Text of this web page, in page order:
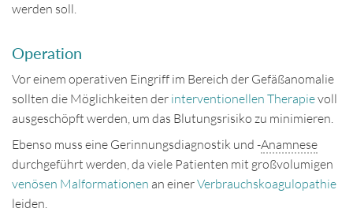
werden soll.
Operation
Vor einem operativen Eingriff im Bereich der Gefäßanomalie
sollten die Möglichkeiten der interventionellen Therapievoll
ausgeschöpft werden, um das Blutungsrisiko zu minimieren.
Ebenso muss eine Gerinnungsdiagnostik und -Anamnese
durchgeführt werden, da viele Patienten mit großvolumigen
venösen Malformationen an einerVerbrauchskoagulopathie
leiden.